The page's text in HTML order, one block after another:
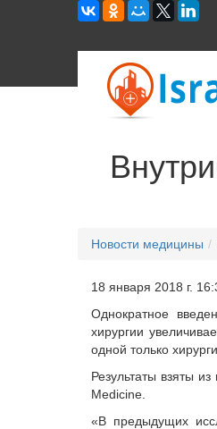
Новости медицины
18 января 2018 г.
Однократное
хирургии
одной только
Результаты взяты
Medicine.
«В предыдущих